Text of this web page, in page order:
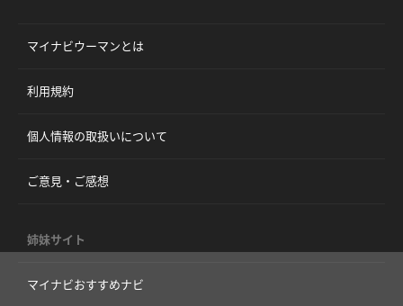
マイナビウーマンとは
利用規約
個人情報の取扱いについて
ご意見・ご感想
姉妹サイト
マイナビおすすめナビ